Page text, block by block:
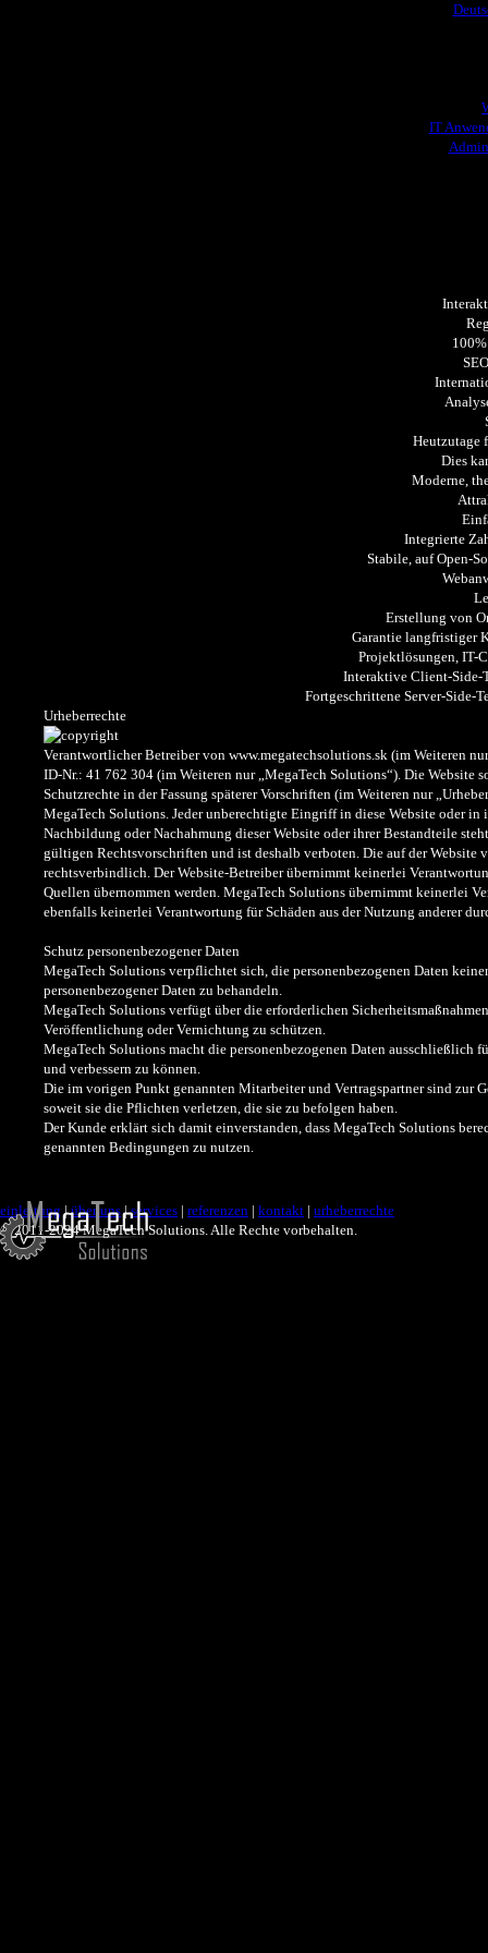
IT
Heutzutage
Dies
Moderne,
Integrierte
Stabile, auf Open-
Erstellung von
Garantie langfristiger
Projektlösungen, IT-
Interaktive Client-Side-
Fortgeschrittene Server-Side-
Urheberrechte
Verantwortlicher Betreiber von www.megatechsolutions.sk (im Weiteren
ID-Nr.: 41 762 304 (im Weiteren nur „MegaTech Solutions“). Die Website
Schutzrechte in der Fassung späterer Vorschriften (im Weiteren nur
MegaTech Solutions. Jeder unberechtigte Eingriff in diese Website oder
Nachbildung oder Nachahmung dieser Website oder ihrer Bestandteile
gültigen Rechtsvorschriften und ist deshalb verboten. Die auf der
rechtsverbindlich. Der Website-Betreiber übernimmt keinerlei
Quellen übernommen werden. MegaTech Solutions übernimmt keinerlei
ebenfalls keinerlei Verantwortung für Schäden aus der Nutzung anderer
Schutz personenbezogener Daten
MegaTech Solutions verpflichtet sich, die personenbezogenen Daten
personenbezogener Daten zu behandeln.
MegaTech Solutions verfügt über die erforderlichen
Veröffentlichung oder Vernichtung zu schützen.
MegaTech Solutions macht die personenbezogenen Daten ausschließlich
und verbessern zu können.
Die im vorigen Punkt genannten Mitarbeiter und Vertragspartner sind zur
soweit sie die Pflichten verletzen, die sie zu befolgen haben.
Der Kunde erklärt sich damit einverstanden, dass MegaTech Solutions
genannten Bedingungen zu nutzen.
einleitung | über uns | services | referenzen | kontakt | urheberrechte
© 2011-2024 MegaTech Solutions. Alle Rechte vorbehalten.